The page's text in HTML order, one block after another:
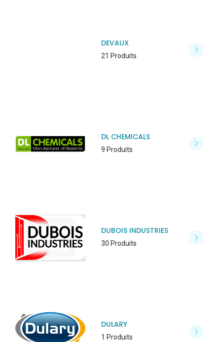
DEVAUX
21 Produits
DL CHEMICALS
9 Produits
DUBOIS INDUSTRIES
30 Produits
DULARY
1 Produits